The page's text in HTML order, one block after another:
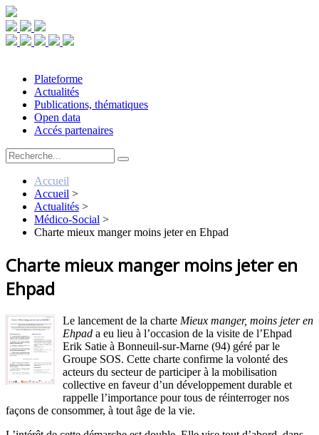
Plateforme
Actualités
Publications, thématiques
Open data
Accés partenaires
Accueil
Accueil >
Actualités >
Médico-Social >
Charte mieux manger moins jeter en Ehpad
Charte mieux manger moins jeter en
Ehpad
Le lancement de la charte Mieux manger, moins jeter en
Ehpad a eu lieu à l’occasion de la visite de l’Ehpad
Erik Satie à Bonneuil-sur-Marne (94) géré par le
Groupe SOS. Cette charte confirme la volonté des
acteurs du secteur de participer à la mobilisation
collective en faveur d’un développement durable et
rappelle l’importance pour tous de réinterroger nos
façons de consommer, à tout âge de la vie.